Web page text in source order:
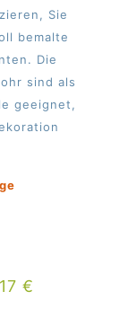
Sie
bemalte
Die
sind als
geeignet,
€